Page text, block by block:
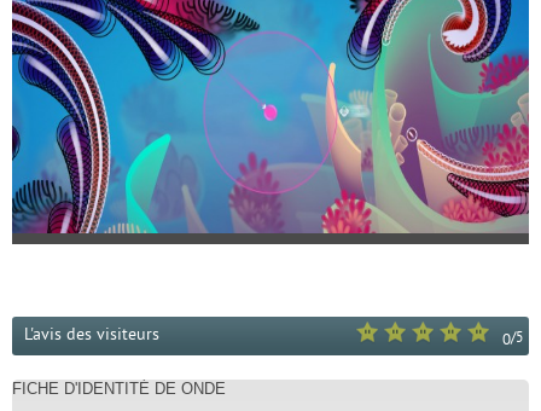
0/5
L'avis des visiteurs
FICHE D'IDENTITÉ DE ONDE